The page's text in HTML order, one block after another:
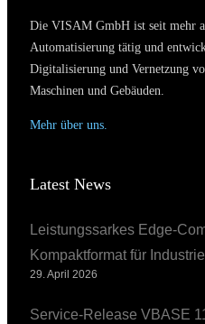
Die VISAM GmbH ist seit mehr
Automatisierung tätig und
Digitalisierung und Vernetzung
Maschinen und Gebäuden.
Mehr über uns.
Latest News
Leistungssarkes Edge-
Kompaktformat für
29. April 2026
Service-Release VBASE